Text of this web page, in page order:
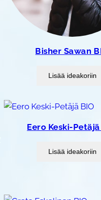
Bisher Sawan
Lisää ideakoriin
Eero Keski-
Lisää ideakoriin